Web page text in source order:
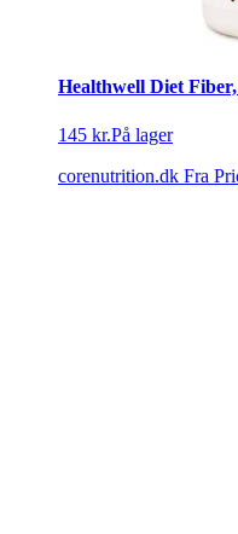
Healthwell Diet
145 kr.På lager
corenutrition.dk Fra